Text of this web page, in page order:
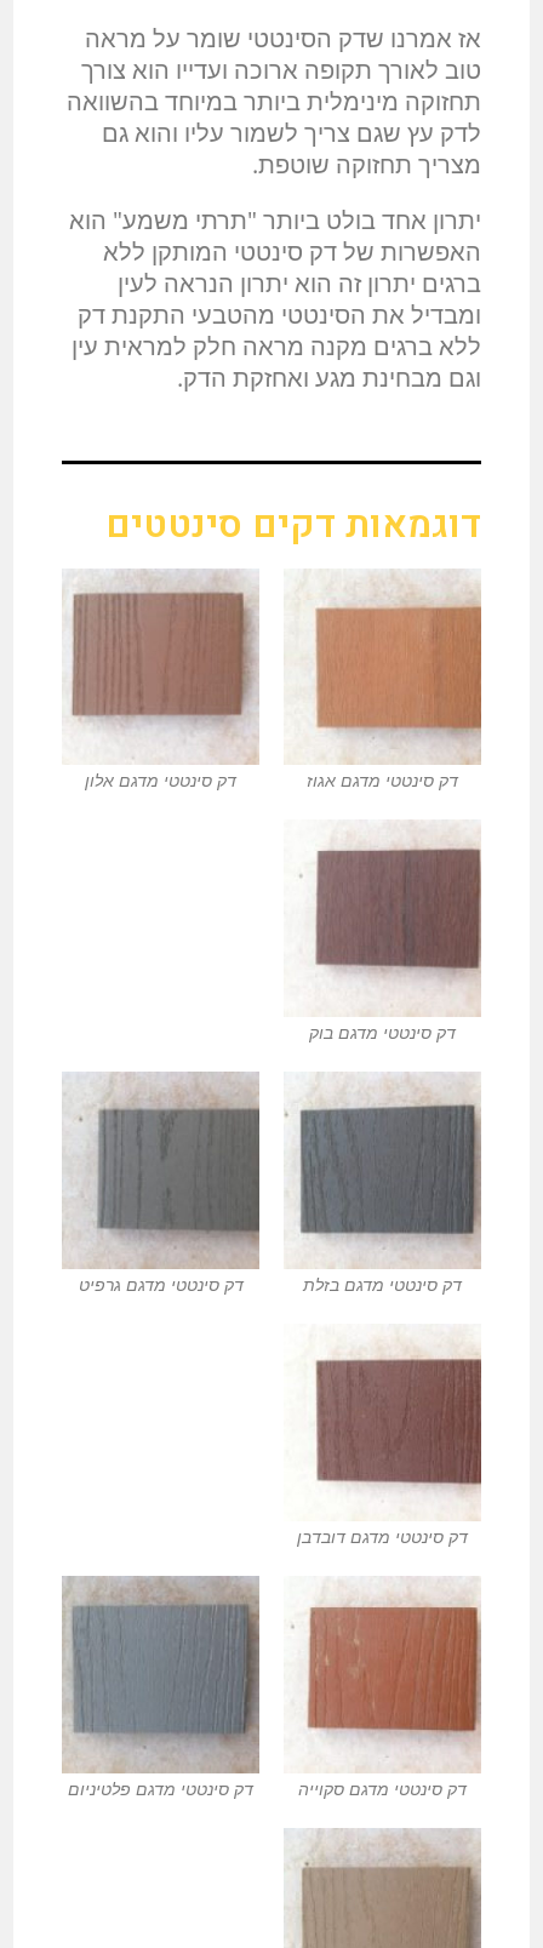
אז אמרנו שדק הסינטטי שומר על מראה
טוב לאורך תקופה ארוכה ועדייו הוא צורך
תחזוקה מינימלית ביותר במיוחד בהשוואה
לדק עץ שגם צריך לשמור עליו והוא גם
מצריך תחזוקה שוטפת.
יתרון אחד בולט ביותר "תרתי משמע" הוא
האפשרות של דק סינטטי המותקן ללא
ברגים יתרון זה הוא יתרון הנראה לעין
ומבדיל את הסינטטי מהטבעי התקנת דק
ללא ברגים מקנה מראה חלק למראית עין
וגם מבחינת מגע ואחזקת הדק.
דוגמאות דקים סינטטים
דק סינטטי מדגם אגוז דק סינטטי מדגם אלון
דק סינטטי מדגם בוק
דק סינטטי מדגם בזלת דק סינטטי מדגם גרפיט
דק סינטטי מדגם דובדבן
דק סינטטי מדגם סקוייה דק סינטטי מדגם פלטיניום